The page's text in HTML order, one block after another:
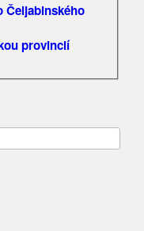
Čeljabinského
provincií